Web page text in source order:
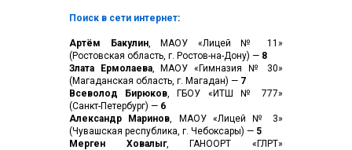
Поиск в сети интернет:
Артём Бакулин, МАОУ «Лицей № 11»
(Ростовская область, г. Ростов-на-Дону) — 8
Злата Ермолаева, МАОУ «Гимназия № 30»
(Магаданская область, г. Магадан) — 7
Всеволод Бирюков, ГБОУ «ИТШ № 777»
(Санкт-Петербург) — 6
Александр Маринов, МАОУ «Лицей № 3»
(Чувашская республика, г. Чебоксары) — 5
Мерген Ховалыг, ГАНООРТ «ГЛРТ»